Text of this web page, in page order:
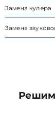
Замена кулера
Замена
Решим